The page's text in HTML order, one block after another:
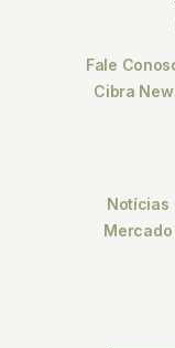
Fale
Cibra
Notícias
Mercado